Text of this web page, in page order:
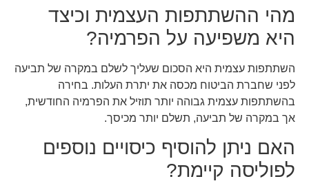
מהי ההשתתפות העצמית וכיצד
היא משפיעה על הפרמיה?
השתתפות עצמית היא הסכום שעליך לשלם במקרה של תביעה
לפני שחברת הביטוח מכסה את יתרת העלות. בחירה
בהשתתפות עצמית גבוהה יותר תוזיל את הפרמיה החודשית,
אך במקרה של תביעה, תשלם יותר מכיסך.
האם ניתן להוסיף כיסויים נוספים
לפוליסה קיימת?